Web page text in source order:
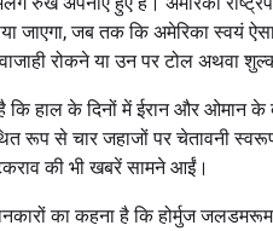
जाएगा, जब तक कि अमेरिका स्वयं ऐसा
रोकने या उन पर टोल अथवा
है कि हाल के दिनों में ईरान और ओमान
रूप से चार जहाजों पर चेतावनी
की भी खबरें सामने आईं।
का कहना है कि होर्मुज